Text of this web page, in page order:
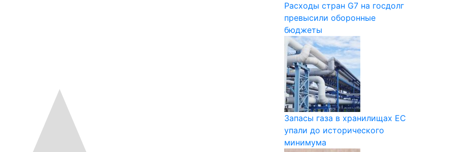
Расходы стран G7 на госдолг
превысили оборонные
бюджеты
Запасы газа в хранилищах ЕС
упали до исторического
минимума